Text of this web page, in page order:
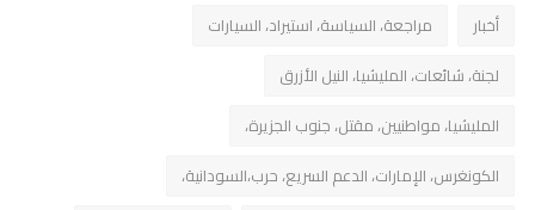
أخبار
مراجعة، السياسة، استيراد، السيارات
لجنة، شائعات، المليشيا، النيل الأزرق
المليشيا، مواطنيين، مقتل، جنوب الجزيرة،
الكونغرس، الإمارات، الدعم السريع، حرب،السودانية،